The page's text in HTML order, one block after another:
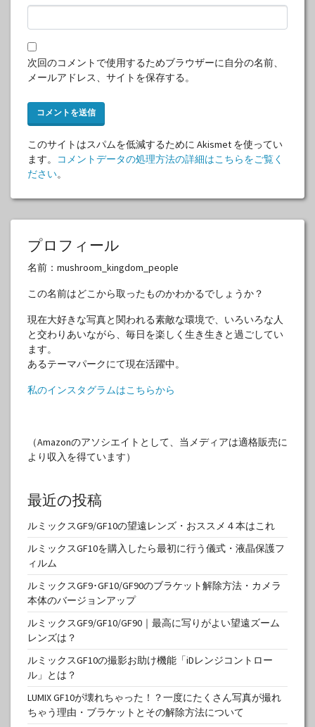
次回のコメントで使用するためブラウザーに自分の名前、
メールアドレス、サイトを保存する。
このサイトはスパムを低減するために Akismet を使ってい
ます。
コメントデータの処理方法の詳細はこちらをご覧く
ださい。
プロフィール
名前：mushroom_kingdom_people
この名前はどこから取ったものかわかるでしょうか？
現在大好きな写真と関われる素敵な環境で、いろいろな人
と交わりあいながら、毎日を楽しく生き生きと過ごしてい
ます。
あるテーマパークにて現在活躍中。
私のインスタグラムはこちらから
（Amazonのアソシエイトとして、当メディアは適格販売に
より収入を得ています）
最近の投稿
ルミックスGF9/GF10の望遠レンズ・おススメ４本はこれ
ルミックスGF10を購入したら最初に行う儀式・液晶保護フ
ィルム
ルミックスGF9･GF10/GF90のブラケット解除方法・カメラ
本体のバージョンアップ
ルミックスGF9/GF10/GF90｜最高に写りがよい望遠ズーム
レンズは？
ルミックスGF10の撮影お助け機能「iDレンジコントロー
ル」とは？
LUMIX GF10が壊れちゃった！？一度にたくさん写真が撮れ
ちゃう理由・ブラケットとその解除方法について